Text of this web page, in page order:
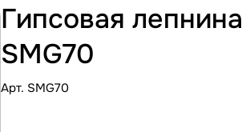
Гипсовая
SMG70
Арт. SMG70